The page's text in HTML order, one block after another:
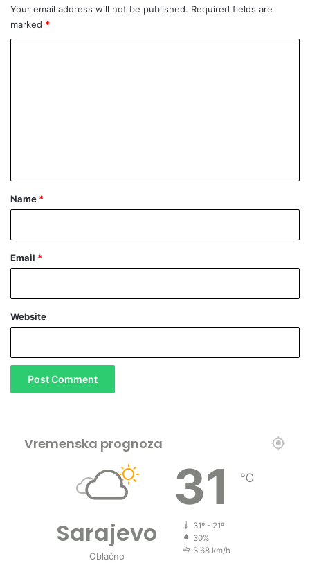
n
j
e
c
a
Your email address will not be published. Required fields are
marked *
*
Name *
Email *
Website
Vremenska prognoza
Sarajevo
Oblačno
31 ℃
31º - 21º
30%
3.68 km/h